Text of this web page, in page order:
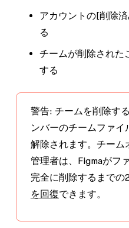
アカウントの[削除
る
チームが削除された
する
警告: チームを削除す
ンバーのチームファ
解除されます。チーム
管理者は、Figmaがフ
完全に削除するまでの
を回復できます。